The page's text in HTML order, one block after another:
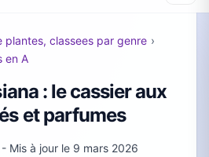
plantes, classees par genre ›
en A
: le cassier aux
et parfumes
- Mis à jour le 9 mars 2026